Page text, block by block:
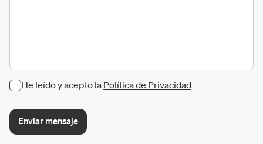
He leído y acepto la Política de Privacidad
Enviar mensaje